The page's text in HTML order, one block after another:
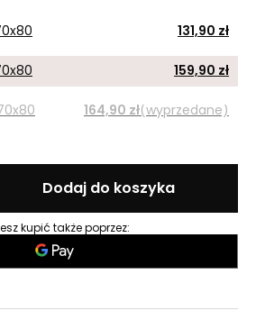
131,90 zł
159,90 zł
164,90 zł(wyprzedane)
Dodaj do koszyka
kupić także poprzez: